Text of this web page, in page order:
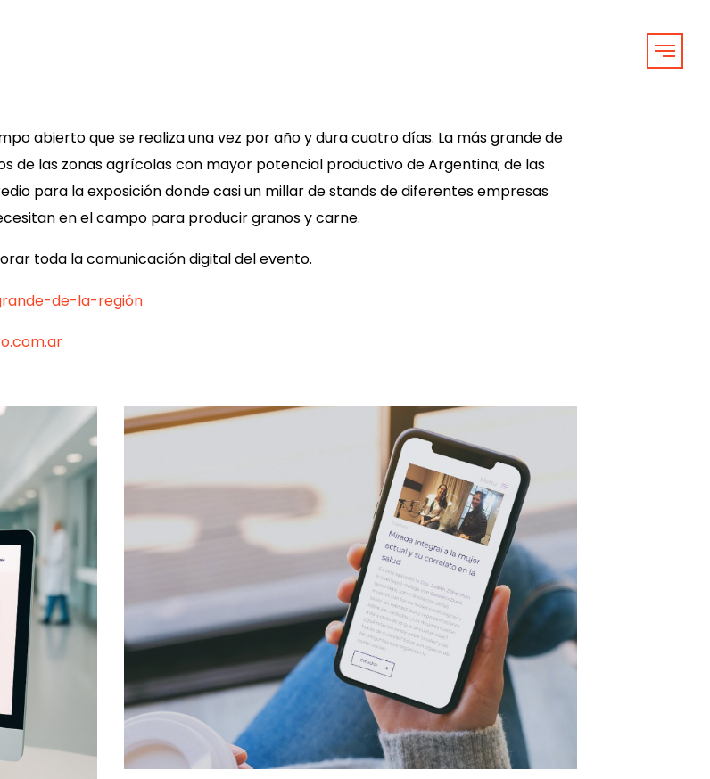
abierto que se realiza una vez por año y dura cuatro días. La más grande de
de las zonas agrícolas con mayor potencial productivo de Argentina; de las
para la exposición donde casi un millar de stands de diferentes empresas
en el campo para producir granos y carne.
toda la comunicación digital del evento.